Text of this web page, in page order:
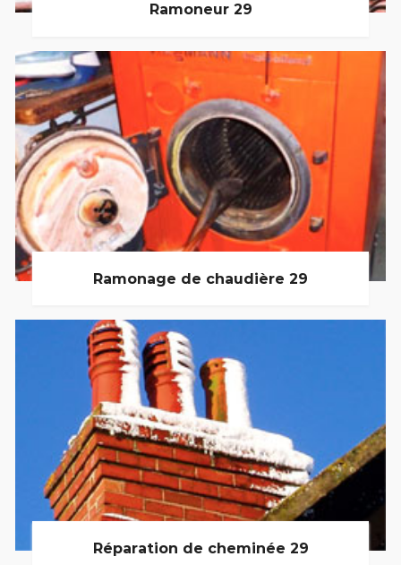
Ramoneur 29
Ramonage de chaudière 29
Réparation de cheminée 29